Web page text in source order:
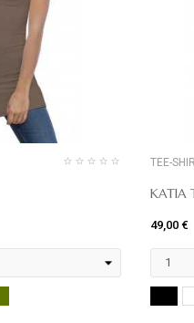
TEE-
KATIA
49,00 €